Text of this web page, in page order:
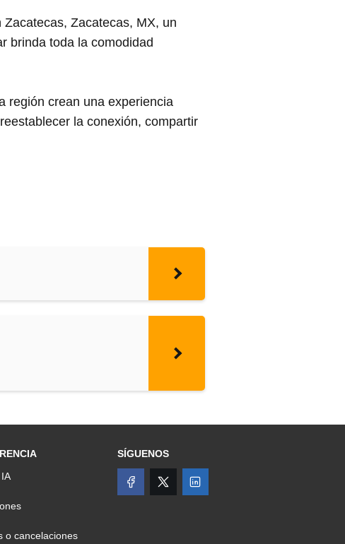
Zacatecas, MX, un
brinda toda la comodidad
región crean una experiencia
la conexión, compartir
o cancelaciones
SÍGUENOS